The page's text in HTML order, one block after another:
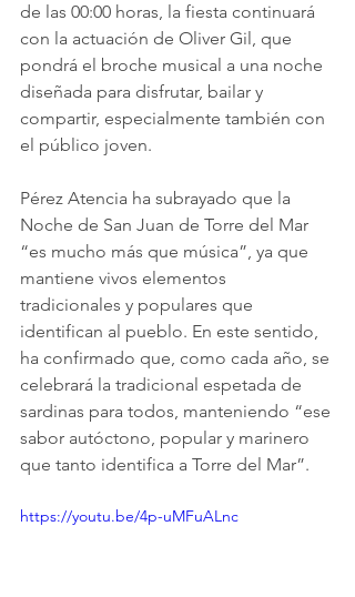
de las 00:00 horas, la fiesta continuará
con la actuación de Oliver Gil, que
pondrá el broche musical a una noche
diseñada para disfrutar, bailar y
compartir, especialmente también con
el público joven.
Pérez Atencia ha subrayado que la
Noche de San Juan de Torre del Mar
“es mucho más que música”, ya que
mantiene vivos elementos
tradicionales y populares que
identifican al pueblo. En este sentido,
ha confirmado que, como cada año, se
celebrará la tradicional espetada de
sardinas para todos, manteniendo “ese
sabor autóctono, popular y marinero
que tanto identifica a Torre del Mar”.
https://youtu.be/4p-uMFuALnc